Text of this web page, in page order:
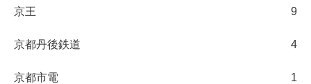
京王 9
京都丹後鉄道 4
京都市電 1